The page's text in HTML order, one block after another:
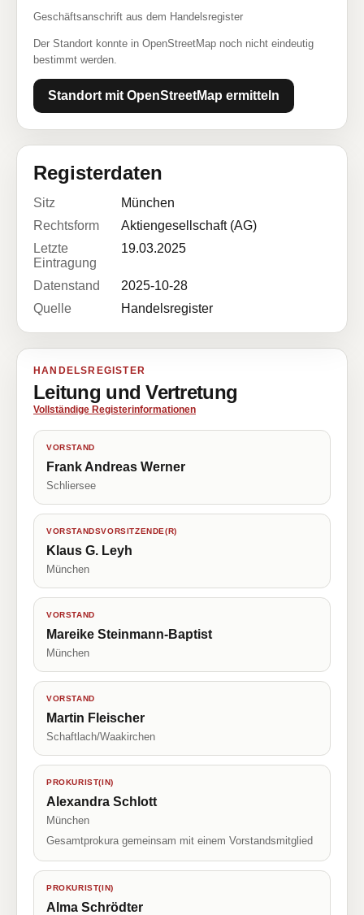
Geschäftsanschrift aus dem Handelsregister
Der Standort konnte in OpenStreetMap noch nicht eindeutig
bestimmt werden.
Standort mit OpenStreetMap ermitteln
Registerdaten
Sitz
München
Rechtsform
Aktiengesellschaft (AG)
Letzte
Eintragung
19.03.2025
Datenstand
2025-10-28
Quelle
Handelsregister
HANDELSREGISTER
Leitung und Vertretung
Vollständige Registerinformationen
VORSTAND
Frank Andreas Werner
Schliersee
VORSTANDSVORSITZENDE(R)
Klaus G. Leyh
München
VORSTAND
Mareike Steinmann-Baptist
München
VORSTAND
Martin Fleischer
Schaftlach/Waakirchen
PROKURIST(IN)
Alexandra Schlott
München
Gesamtprokura gemeinsam mit einem Vorstandsmitglied
PROKURIST(IN)
Alma Schrödter